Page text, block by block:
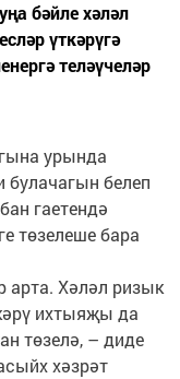
бәйле хәләл
үткәрүгә
теләүчеләр
урында
белеп
гаетендә
төзелеше бара
арта. Хәләл ризык
ихтыяҗы да
төзелә, – диде
хәзрәт